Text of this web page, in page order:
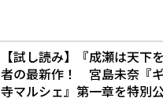
【試し読み】『成瀬は天下
者の最新作！ 宮島未奈『
寺マルシェ』第一章を特別